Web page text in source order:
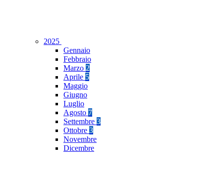
2025
Gennaio
Febbraio
Marzo 2
Aprile 5
Maggio
Giugno
Luglio
Agosto 7
Settembre 3
Ottobre 3
Novembre
Dicembre